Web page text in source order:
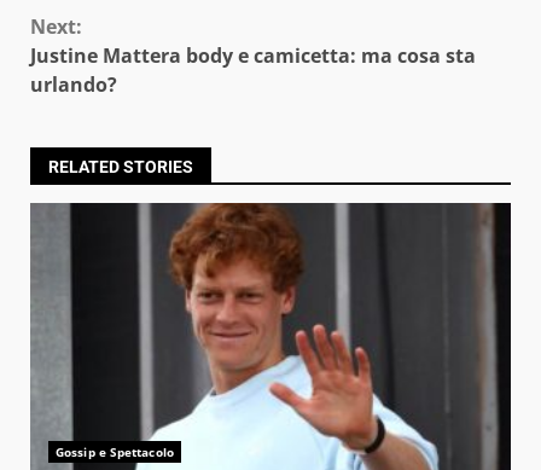
Next:
Justine Mattera body e camicetta: ma cosa sta
urlando?
RELATED STORIES
Gossip e Spettacolo